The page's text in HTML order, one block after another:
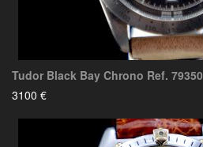
Tudor Black Bay Chrono Ref. 79350
3100 €